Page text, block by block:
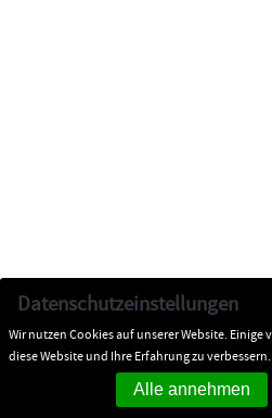
Datenschutzeinstellungen
Wir nutzen Cookies auf unserer Website.
diese Website und Ihre Erfahrung zu verbessern.
Alle annehmen